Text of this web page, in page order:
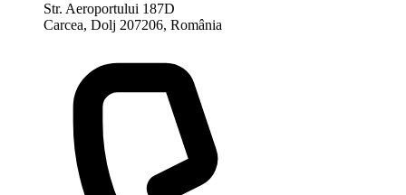
Str. Aeroportului 187D
Carcea, Dolj 207206, România